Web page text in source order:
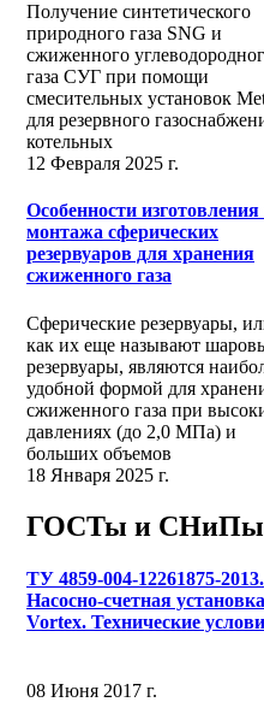
Получение синтетического
природного газа SNG и
сжиженного
газа СУГ при помощи
смесительных установок
для резервного
котельных
12 Февраля 2025 г.
Особенности изготовления
монтажа сферических
резервуаров для хранения
сжиженного газа
Сферические резервуары,
как их еще называют
резервуары, являются
удобной формой для
сжиженного газа при
давлениях (до 2,0 МПа) и
больших объемов
18 Января 2025 г.
ГОСТы и СНиПы
ТУ 4859-004-12261875-2013.
Насосно-счетная установка
Vortex. Технические
08 Июня 2017 г.